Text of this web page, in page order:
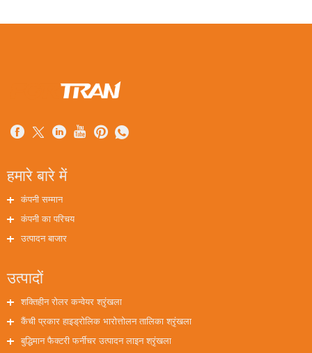
हमारे बारे में
कंपनी सम्मान
कंपनी का परिचय
उत्पादन बाजार
उत्पादों
शक्तिहीन रोलर कन्वेयर श्रृंखला
कैंची प्रकार हाइड्रोलिक भारोत्तोलन तालिका श्रृंखला
बुद्धिमान फैक्टरी फर्नीचर उत्पादन लाइन श्रृंखला